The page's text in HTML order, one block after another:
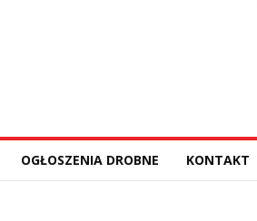
OGŁOSZENIA DROBNE KONTAKT